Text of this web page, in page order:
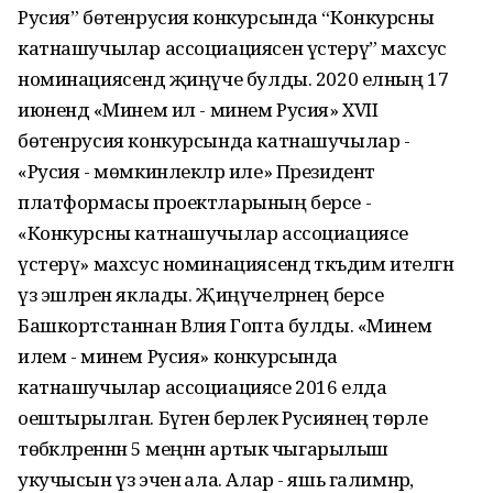
Русия” бөтенрусия конкурсында “Конкурсны
катнашучылар ассоциациясен үстерү” махсус
номинациясендә җиңүче булды. 2020 елның 17
июнендә «Минем ил - минем Русия» XVII
бөтенрусия конкурсында катнашучылар -
«Русия - мөмкинлекләр иле» Президент
платформасы проектларының берсе -
«Конкурсны катнашучылар ассоциациясе
үстерү» махсус номинациясендә тәкъдим ителгән
үз эшләрен яклады. Җиңүчеләрнең берсе
Башкортстаннан Вәлия Гопта булды. «Минем
илем - минем Русия» конкурсында
катнашучылар ассоциациясе 2016 елда
оештырылган. Бүген берлек Русиянең төрле
төбәкләреннән 5 меңнән артык чыгарылыш
укучысын үз эченә ала. Алар - яшь галимнәр,